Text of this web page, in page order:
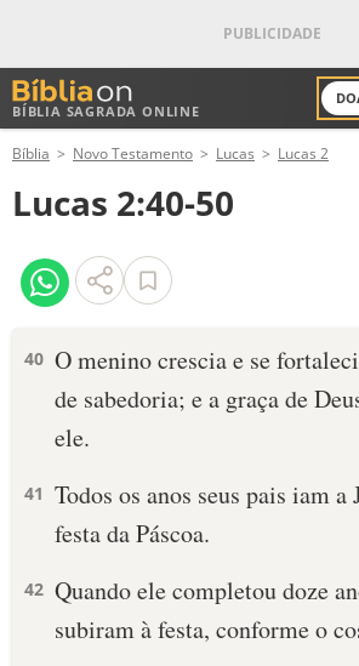
BÍBLIA SAGRADA ONLINE
ANTIGO TESTAMENTO
NOVO TESTAMENTO
VERSÍCULOS
PALAVRA DO DIA
DEVOCIONAL DIÁRIO
10 MANDAMENTOS
Bíblia Novo Testamento Lucas Lucas 2
Lucas 2:40-50
40 O menino crescia e se
de sabedoria; e a graça de
ele.
41 Todos os anos seus pais iam a
festa da Páscoa.
42 Quando ele completou doze
subiram à festa, conforme o